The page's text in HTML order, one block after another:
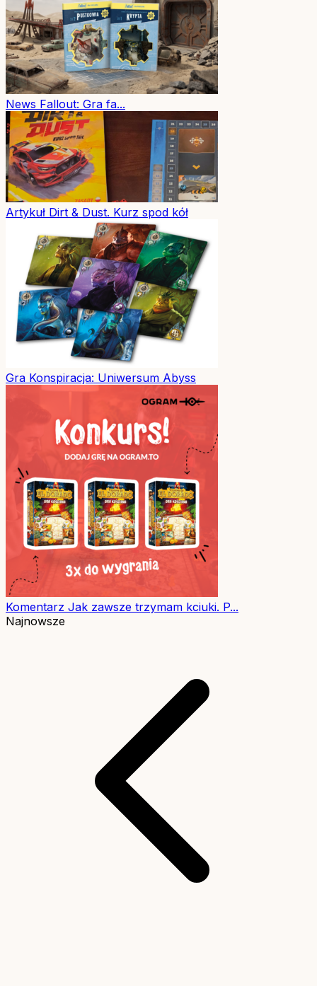
News Fallout: Gra fa...
Artykuł Dirt & Dust. Kurz spod kół
Gra Konspiracja: Uniwersum Abyss
Komentarz Jak zawsze trzymam kciuki. P...
Najnowsze